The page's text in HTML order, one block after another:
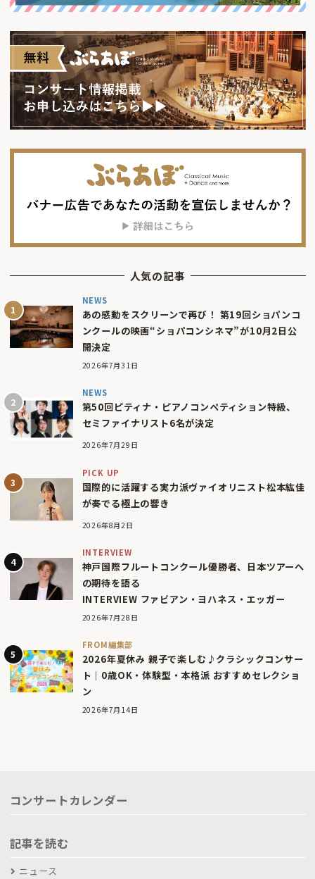
人気の記事
NEWS
あの感動をスクリーンで再び！ 第19回ショパンコ
ンクールの映画“ショパコンシネマ”が10月2日公
開決定
2026年7月31日
NEWS
第50回ピティナ・ピアノコンペティション特級、
セミファイナリスト6名が決定
2026年7月29日
PICK UP
国際的に活躍する実力派ヴァイオリニスト松本紘佳
が奏でる極上の響き
2026年8月2日
INTERVIEW
神戸国際フルートコンクール優勝者、日本ツアーへ
の期待を語る
INTERVIEW ファビアン・ヨハネス・エッガー
2026年7月28日
FROM編集部
2026年夏休み 親子で楽しむ♪クラシックコンサー
ト｜0歳OK・体験型・本格派 おすすめセレクショ
ン
2026年7月14日
コンサートカレンダー
記事を読む
ニュース